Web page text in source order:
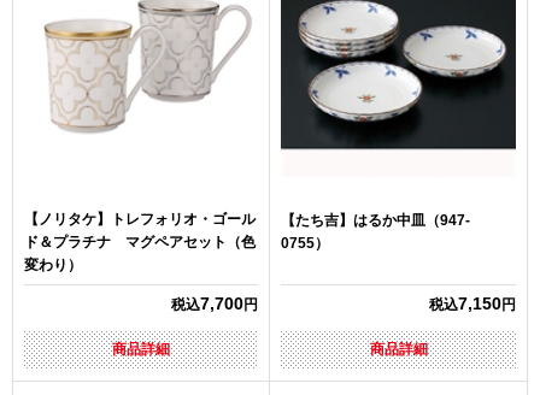
【ノリタケ】トレフォリオ・ゴール
ド＆プラチナ マグペアセット（色
変わり）
税込7,700円
商品詳細
【たち吉】はるか中皿（947-
0755）
税込7,150円
商品詳細